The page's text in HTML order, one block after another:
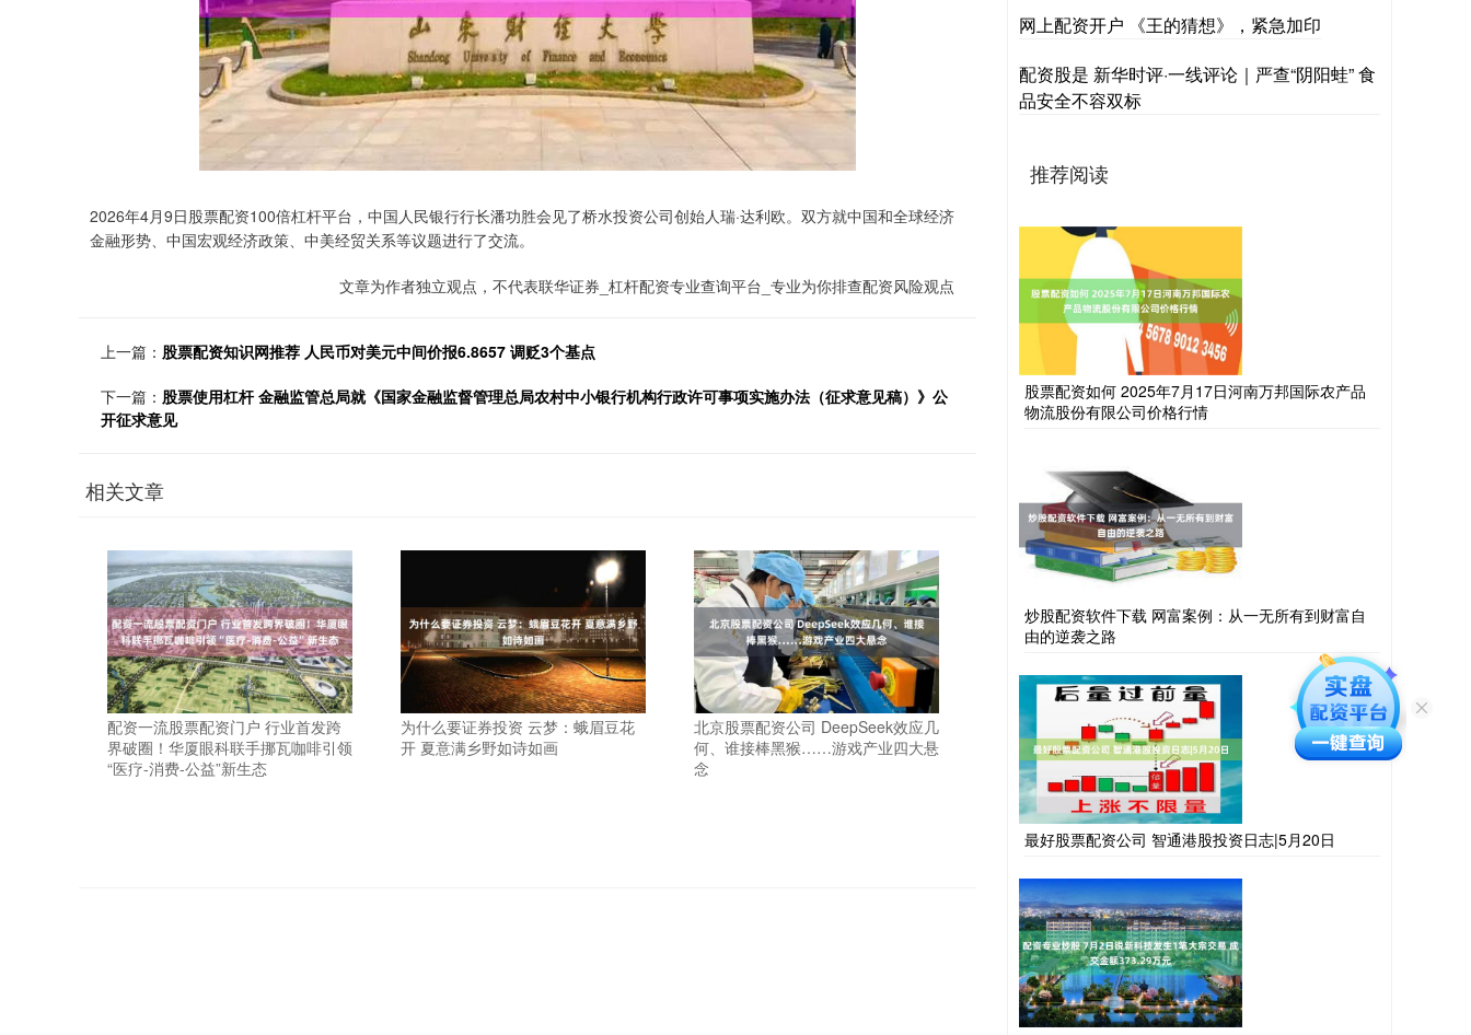
2026年4月9日股票配资100倍杠杆平台，中国人民银行行长潘功胜会见了桥水投资公司创始人瑞·达利欧。双方就中国和全球经济
金融形势、中国宏观经济政策、中美经贸关系等议题进行了交流。
文章为作者独立观点，不代表联华证券_杠杆配资专业查询平台_专业为你排查配资风险观点
上一篇： 股票配资知识网推荐 人民币对美元中间价报6.8657 调贬3个基点
下一篇： 股票使用杠杆 金融监管总局就《国家金融监督管理总局农村中小银行机构行政许可事项实施办法（征求意见稿）》公
开征求意见
相关文章
配资一流股票配资门户 行业首发跨
界破圈！华厦眼科联手挪瓦咖啡引领
“医疗-消费-公益”新生态
为什么要证券投资 云梦：蛾眉豆花
开 夏意满乡野如诗如画
北京股票配资公司 DeepSeek效应几
何、谁接棒黑猴……游戏产业四大悬
念
网上配资开户 《王的猜想》，紧急加印
配资股是 新华时评·一线评论｜严查“阴阳蛙” 食
品安全不容双标
推荐阅读
股票配资如何 2025年7月17日河南万邦国际农产品
物流股份有限公司价格行情
炒股配资软件下载 网富案例：从一无所有到财富自
由的逆袭之路
最好股票配资公司 智通港股投资日志|5月20日